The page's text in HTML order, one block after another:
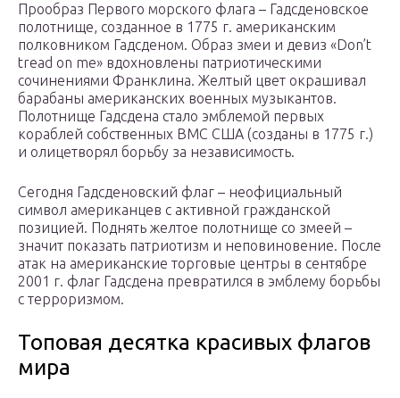
Прообраз Первого морского флага – Гадсденовское
полотнище, созданное в 1775 г. американским
полковником Гадсденом. Образ змеи и девиз «Don’t
tread on me» вдохновлены патриотическими
сочинениями Франклина. Желтый цвет окрашивал
барабаны американских военных музыкантов.
Полотнище Гадсдена стало эмблемой первых
кораблей собственных ВМС США (созданы в 1775 г.)
и олицетворял борьбу за независимость.
Сегодня Гадсденовский флаг – неофициальный
символ американцев с активной гражданской
позицией. Поднять желтое полотнище со змеей –
значит показать патриотизм и неповиновение. После
атак на американские торговые центры в сентябре
2001 г. флаг Гадсдена превратился в эмблему борьбы
с терроризмом.
Топовая десятка красивых флагов
мира